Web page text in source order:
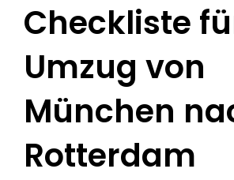
Checkliste
Umzug von
München
Rotterdam